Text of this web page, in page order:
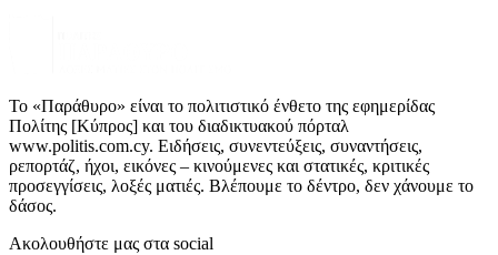
Το «Παράθυρο» είναι το πολιτιστικό ένθετο της εφημερίδας
Πολίτης [Κύπρος] και του διαδικτυακού πόρταλ
www.politis.com.cy. Ειδήσεις, συνεντεύξεις, συναντήσεις,
ρεπορτάζ, ήχοι, εικόνες – κινούμενες και στατικές, κριτικές
προσεγγίσεις, λοξές ματιές. Βλέπουμε το δέντρο, δεν χάνουμε το
δάσος.
Ακολουθήστε μας στα social